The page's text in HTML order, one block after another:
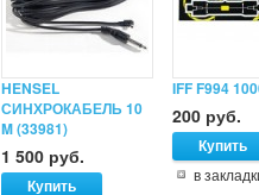
HENSEL
СИНХРОКАБЕЛЬ 10
M (33981)
1 500 руб.
IFF F994
200 руб.
в